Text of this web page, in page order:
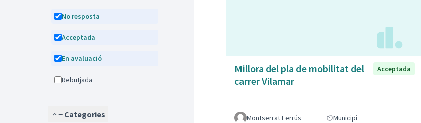
No resposta
Acceptada
En avaluació
Rebutjada
~ Categories
Millora del pla de mobilitat del
carrer Vilamar
Acceptada
Montserrat Ferrús
Municipi